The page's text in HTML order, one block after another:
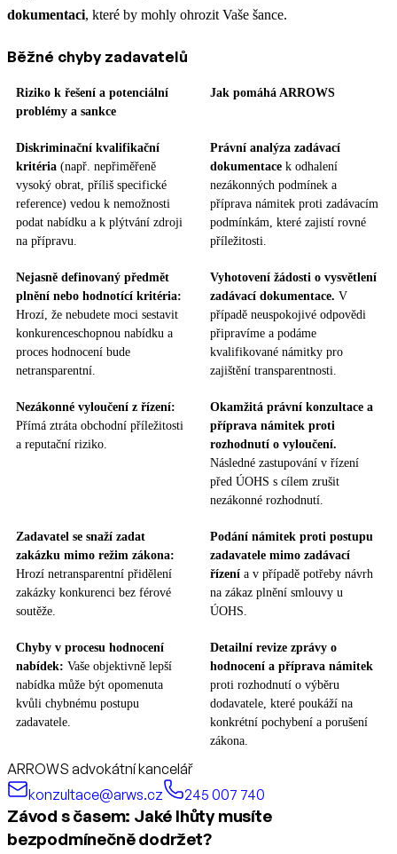
dokumentaci, které by mohly ohrozit Vaše šance.
Běžné chyby zadavatelů
Riziko k řešení a potenciální
problémy a sankce
Jak pomáhá ARROWS
Diskriminační kvalifikační
kritéria (např. nepřiměřeně
vysoký obrat, příliš specifické
reference) vedou k nemožnosti
podat nabídku a k plýtvání zdroji
na přípravu.
Právní analýza zadávací
dokumentace k odhalení
nezákonných podmínek a
příprava námitek proti zadávacím
podmínkám, které zajistí rovné
příležitosti.
Nejasně definovaný předmět
plnění nebo hodnotící kritéria:
Hrozí, že nebudete moci sestavit
konkurenceschopnou nabídku a
proces hodnocení bude
netransparentní.
Vyhotovení žádosti o vysvětlení
zadávací dokumentace. V
případě neuspokojivé odpovědi
připravíme a podáme
kvalifikované námitky pro
zajištění transparentnosti.
Nezákonné vyloučení z řízení:
Přímá ztráta obchodní příležitosti
a reputační riziko.
Okamžitá právní konzultace a
příprava námitek proti
rozhodnutí o vyloučení.
Následné zastupování v řízení
před ÚOHS s cílem zrušit
nezákonné rozhodnutí.
Zadavatel se snaží zadat
zakázku mimo režim zákona:
Hrozí netransparentní přidělení
zakázky konkurenci bez férové
soutěže.
Podání námitek proti postupu
zadavatele mimo zadávací
řízení a v případě potřeby návrh
na zákaz plnění smlouvy u
ÚOHS.
Chyby v procesu hodnocení
nabídek: Vaše objektivně lepší
nabídka může být opomenuta
kvůli chybnému postupu
zadavatele.
Detailní revize zprávy o
hodnocení a příprava námitek
proti rozhodnutí o výběru
dodavatele, které poukáží na
konkrétní pochybení a porušení
zákona.
ARROWS advokátní kancelář
konzultace@arws.cz
245 007 740
Závod s časem: Jaké lhůty musíte
bezpodmínečně dodržet?